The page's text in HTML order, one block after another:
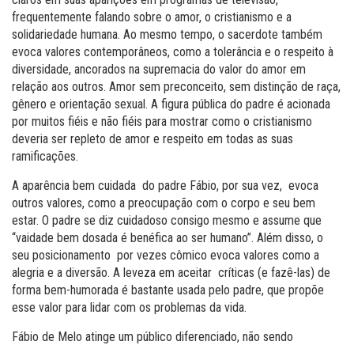
frequentemente falando sobre o amor, o cristianismo e a
solidariedade humana. Ao mesmo tempo, o sacerdote também
evoca valores contemporâneos, como a tolerância e o respeito à
diversidade, ancorados na supremacia do valor do amor em
relação aos outros. Amor sem preconceito, sem distinção de raça,
gênero e orientação sexual. A figura pública do padre é acionada
por muitos fiéis e não fiéis para mostrar como o cristianismo
deveria ser repleto de amor e respeito em todas as suas
ramificações.
A aparência bem cuidada do padre Fábio, por sua vez, evoca
outros valores, como a preocupação com o corpo e seu bem
estar. O padre se diz cuidadoso consigo mesmo e assume que
“vaidade bem dosada é benéfica ao ser humano”. Além disso, o
seu posicionamento por vezes cômico evoca valores como a
alegria e a diversão. A leveza em aceitar críticas (e fazê-las) de
forma bem-humorada é bastante usada pelo padre, que propõe
esse valor para lidar com os problemas da vida.
Fábio de Melo atinge um público diferenciado, não sendo